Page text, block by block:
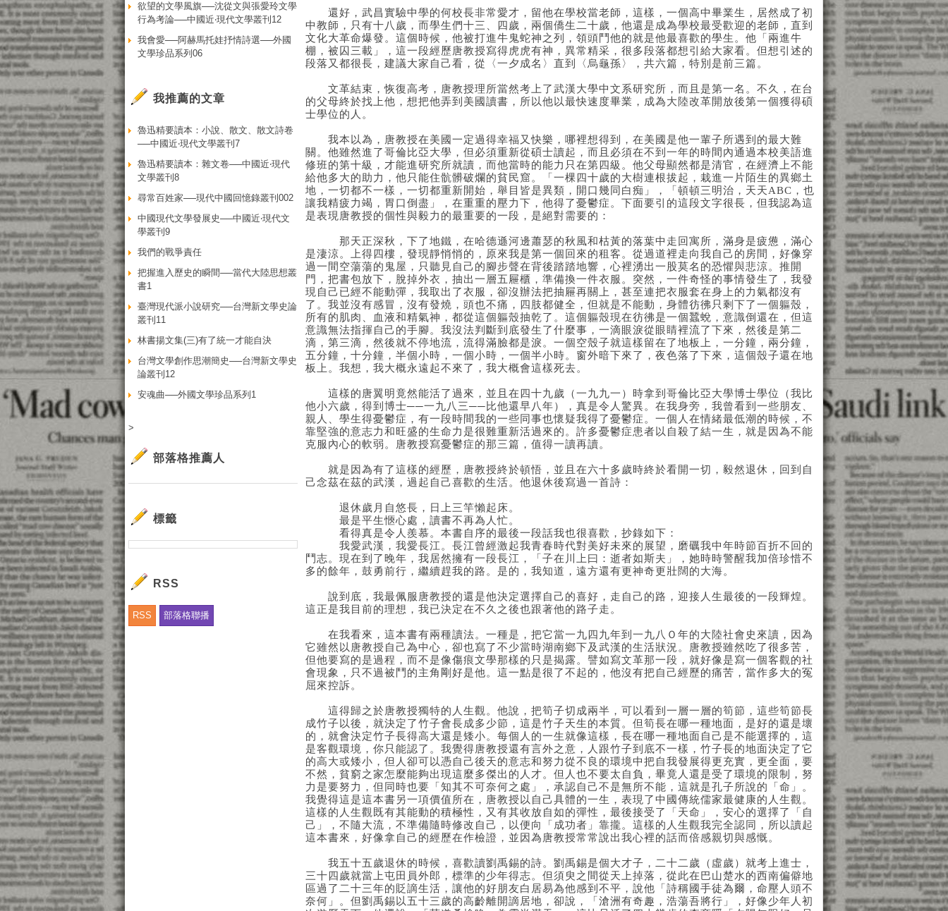
還好，武昌實驗中學的何校長非常愛才，留他在學校當老師，這樣，一個高中畢業生，居然成了初
中教師，只有十八歲，而學生們十三、四歲，兩個僑生二十歲，他還是成為學校最受歡迎的老師，直到
文化大革命爆發。這個時候，他被打進牛鬼蛇神之列，領頭鬥他的就是他最喜歡的學生。他「兩進牛
棚，被囚三載」，這一段經歷唐教授寫得虎虎有神，異常精采，很多段落都想引給大家看。但想引述的
段落又都很長，建議大家自己看，從〈一夕成名〉直到〈烏龜孫〉，共六篇，特別是前三篇。
文革結束，恢復高考，唐教授理所當然考上了武漢大學中文系研究所，而且是第一名。不久，在台
的父母終於找上他，想把他弄到美國讀書，所以他以最快速度畢業，成為大陸改革開放後第一個獲得碩
士學位的人。
我本以為，唐教授在美國一定過得幸福又快樂，哪裡想得到，在美國是他一輩子所遇到的最大難
關。他雖然進了哥倫比亞大學，但必須重新從碩士讀起，而且必須在不到一年的時間內通過本校美語進
修班的第十級，才能進研究所就讀，而他當時的能力只在第四級。他父母顯然都是清官，在經濟上不能
給他多大的助力，他只能住骯髒破爛的貧民窟。「一棵四十歲的大樹連根拔起，栽進一片陌生的異鄉土
地，一切都不一樣，一切都重新開始，舉目皆是異類，開口幾同白痴」，「頓頓三明治，天天ABC，也
讓我精疲力竭，胃口倒盡」，在重重的壓力下，他得了憂鬱症。下面要引的這段文字很長，但我認為這
是表現唐教授的個性與毅力的最重要的一段，是絕對需要的：
那天正深秋，下了地鐵，在哈德遜河邊蕭瑟的秋風和枯黃的落葉中走回寓所，滿身是疲憊，滿心
是淒涼。上得四樓，發現靜悄悄的，原來我是第一個回來的租客。從過道裡走向我自己的房間，好像穿
過一間空蕩蕩的鬼屋，只聽見自己的腳步聲在背後踏踏地響，心裡湧出一股莫名的恐懼與悲涼。推開
門，把書包放下，脫掉外衣，抽出一層五屜櫃，準備換一件衣服。突然，一件奇怪的事情發生了，我發
現自己已經不能動彈，我取出了衣服，卻沒辦法把抽屜再關上，甚至連把衣服套在身上的力氣都沒有
了。我並沒有感冒，沒有發燒，頭也不痛，四肢都健全，但就是不能動，身體彷彿只剩下了一個軀殼，
所有的肌肉、血液和精氣神，都從這個軀殼抽乾了。這個軀殼現在彷彿是一個蠶蛻，意識倒還在，但這
意識無法指揮自己的手腳。我沒法判斷到底發生了什麼事，一滴眼淚從眼睛裡流了下來，然後是第二
滴，第三滴，然後就不停地流，流得滿臉都是淚。一個空殼子就這樣留在了地板上，一分鐘，兩分鐘，
五分鐘，十分鐘，半個小時，一個小時，一個半小時。窗外暗下來了，夜色落了下來，這個殼子還在地
板上。我想，我大概永遠起不來了，我大概會這樣死去。
這樣的唐翼明竟然能活了過來，並且在四十九歲（一九九一）時拿到哥倫比亞大學博士學位（我比
他小六歲，得到博士──一九八三──比他還早八年），真是令人驚異。在我身旁，我曾看到一些朋友、
親人、學生得憂鬱症，有一段時間我的一些同事也懷疑我得了憂鬱症。一個人在情緒最低潮的時候，不
靠堅強的意志力和旺盛的生命力是很難重新活過來的。許多憂鬱症患者以自殺了結一生，就是因為不能
克服內心的軟弱。唐教授寫憂鬱症的那三篇，值得一讀再讀。
就是因為有了這樣的經歷，唐教授終於頓悟，並且在六十多歲時終於看開一切，毅然退休，回到自
己念茲在茲的武漢，過起自己喜歡的生活。他退休後寫過一首詩：
退休歲月自悠長，日上三竿懶起床。
最是平生愜心處，讀書不再為人忙。
看得真是令人羨慕。本書自序的最後一段話我也很喜歡，抄錄如下：
我愛武漢，我愛長江。長江曾經激起我青春時代對美好未來的展望，磨礪我中年時節百折不回的
鬥志。現在到了晚年，我居然擁有一段長江，「子在川上曰：逝者如斯夫」，她時時警醒我加倍珍惜不
多的餘年，鼓勇前行，繼續趕我的路。是的，我知道，遠方還有更神奇更壯闊的大海。
說到底，我最佩服唐教授的還是他決定選擇自己的喜好，走自己的路，迎接人生最後的一段輝煌。
這正是我目前的理想，我已決定在不久之後也跟著他的路子走。
在我看來，這本書有兩種讀法。一種是，把它當一九四九年到一九八Ｏ年的大陸社會史來讀，因為
它雖然以唐教授自己為中心，卻也寫了不少當時湖南鄉下及武漢的生活狀況。唐教授雖然吃了很多苦，
但他要寫的是過程，而不是像傷痕文學那樣的只是揭露。譬如寫文革那一段，就好像是寫一個客觀的社
會現象，只不過被鬥的主角剛好是他。這一點是很了不起的，他沒有把自己經歷的痛苦，當作多大的冤
屈來控訴。
這得歸之於唐教授獨特的人生觀。他說，把筍子切成兩半，可以看到一層一層的筍節，這些筍節長
成竹子以後，就決定了竹子會長成多少節，這是竹子天生的本質。但筍長在哪一種地面，是好的還是壞
的，就會決定竹子長得高大還是矮小。每個人的一生就像這樣，長在哪一種地面自己是不能選擇的，這
是客觀環境，你只能認了。我覺得唐教授還有言外之意，人跟竹子到底不一樣，竹子長的地面決定了它
的高大或矮小，但人卻可以憑自己後天的意志和努力從不良的環境中把自我發展得更充實，更全面，要
不然，貧窮之家怎麼能夠出現這麼多傑出的人才。但人也不要太自負，畢竟人還是受了環境的限制，努
力是要努力，但同時也要「知其不可奈何之處」，承認自己不是無所不能，這就是孔子所說的「命」。
我覺得這是這本書另一項價值所在，唐教授以自己具體的一生，表現了中國傳統儒家最健康的人生觀。
這樣的人生觀既有其能動的積極性，又有其收放自如的彈性，最後接受了「天命」，安心的選擇了「自
己」，不隨大流，不準備隨時修改自己，以便向「成功者」靠攏。這樣的人生觀我完全認同，所以讀起
這本書來，好像拿自己的經歷在作檢證，並因為唐教授常常說出我心裡的話而倍感親切與感慨。
我五十五歲退休的時候，喜歡讀劉禹錫的詩。劉禹錫是個大才子，二十二歲（虛歲）就考上進士，
三十四歲就當上屯田員外郎，標準的少年得志。但須臾之間從天上掉落，從此在巴山楚水的西南偏僻地
區過了二十三年的貶謫生活，讓他的好朋友白居易為他感到不平，說他「詩稱國手徒為爾，命壓人頭不
奈何」。但劉禹錫以五十三歲的高齡離開謫居地，卻說，「滄洲有奇趣，浩蕩吾將行」，好像少年人初
欲望的文學風旗──沈從文與張愛玲文學
行為考論──中國近‧現代文學叢刊12
我會愛──阿赫馬托娃抒情詩選──外國
文學珍品系列06
我推薦的文章
魯迅精要讀本：小說、散文、散文詩卷
──中國近‧現代文學叢刊7
魯迅精要讀本：雜文卷──中國近‧現代
文學叢刊8
尋常百姓家──現代中國回憶錄叢刊002
中國現代文學發展史──中國近‧現代文
學叢刊9
我們的戰爭責任
把握進入歷史的瞬間──當代大陸思想叢
書1
臺灣現代派小說研究──台灣新文學史論
叢刊11
林書揚文集(三)有了統一才能自決
台灣文學創作思潮簡史──台灣新文學史
論叢刊12
安魂曲──外國文學珍品系列1
>
部落格推薦人
標籤
RSS
RSS 部落格聯播